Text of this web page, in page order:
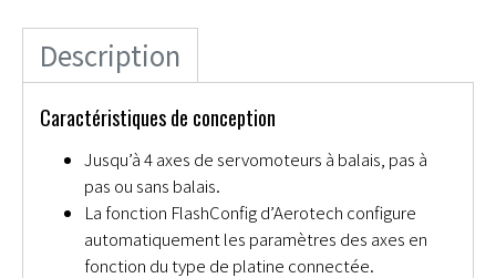
Description
Caractéristiques de conception
Jusqu’à 4 axes de servomoteurs à balais, pas à
pas ou sans balais.
La fonction FlashConfig d’Aerotech configure
automatiquement les paramètres des axes en
fonction du type de platine connectée.